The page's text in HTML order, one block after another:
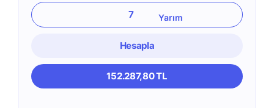
Hesapla
152.287,80 TL